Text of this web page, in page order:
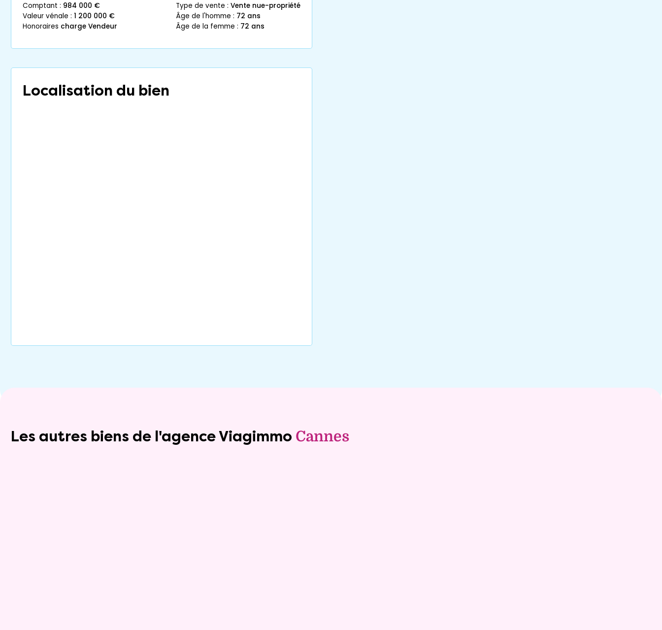
comptant : 984 000 €
valeur vénale : 1 200 000 €
honoraires charge Vendeur
type de vente : Vente nue-propriété
âge de l'homme : 72 ans
âge de la femme : 72 ans
Localisation du bien
Les autres biens de l'agence Viagimmo Cannes